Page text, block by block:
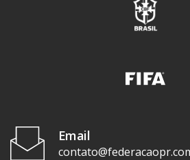
Email